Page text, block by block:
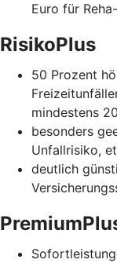
Euro für
RisikoPlus
50 Prozent
mindestens
besonders
Unfallrisiko,
deutlich